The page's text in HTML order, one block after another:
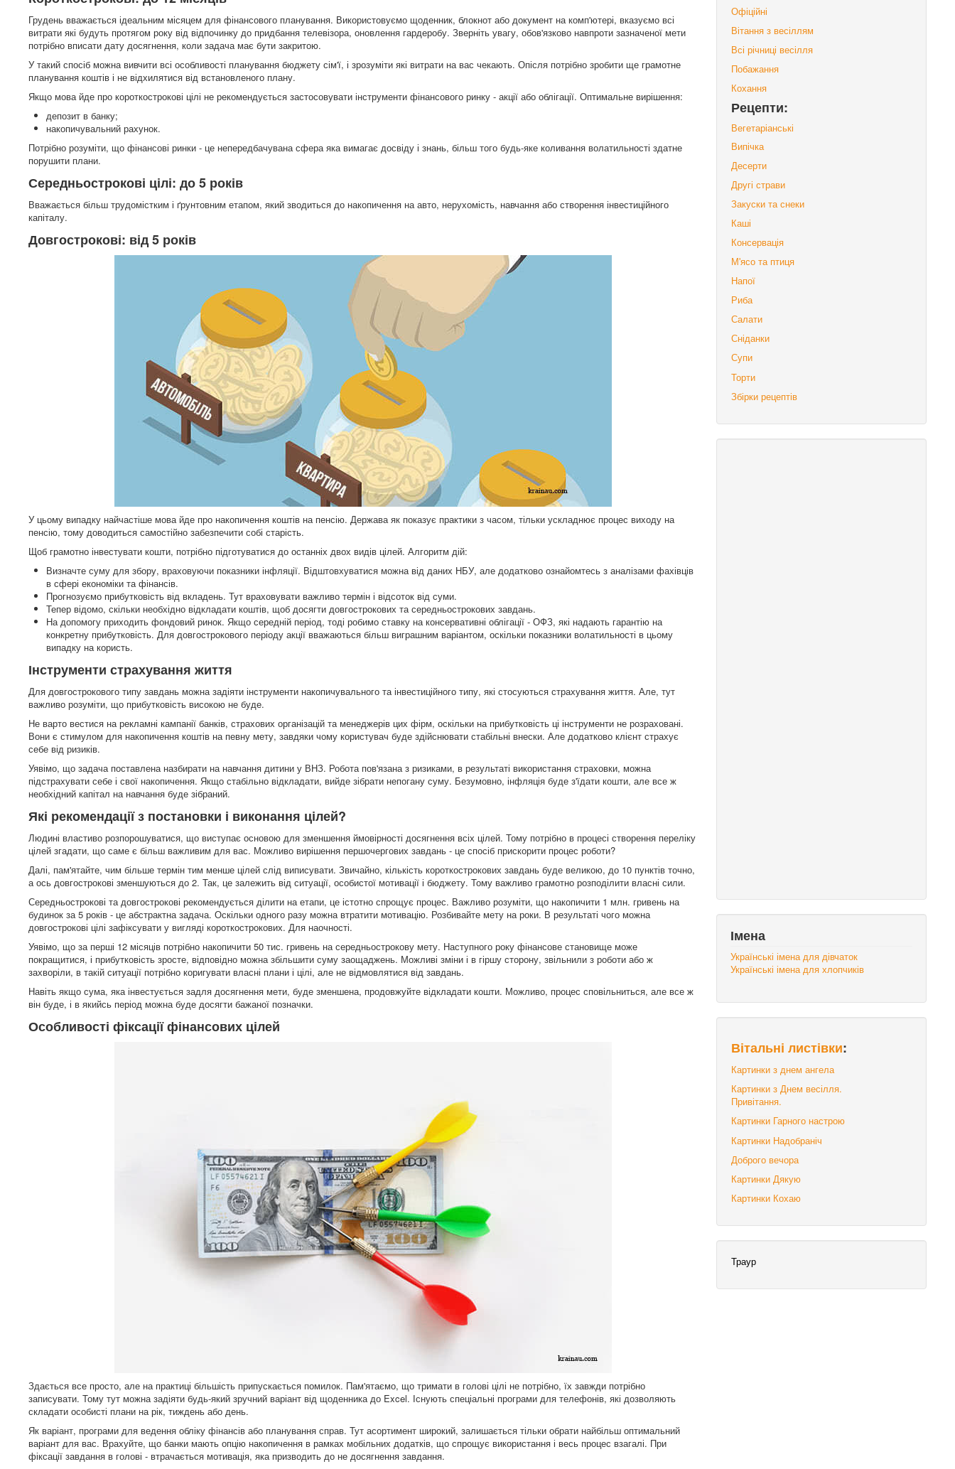
Грудень вважається ідеальним місяцем для фінансового планування. Використовуємо щоденник, блокнот або документ на комп'ютері, вказуємо всі
витрати які будуть протягом року від відпочинку до придбання телевізора, оновлення гардеробу. Зверніть увагу, обов'язково навпроти зазначеної мети
потрібно вписати дату досягнення, коли задача має бути закритою.
У такий спосіб можна вивчити всі особливості планування бюджету сім'ї, і зрозуміти які витрати на вас чекають. Опісля потрібно зробити ще грамотне
планування коштів і не відхилятися від встановленого плану.
Якщо мова йде про короткострокові цілі не рекомендується застосовувати інструменти фінансового ринку - акції або облігації. Оптимальне вирішення:
депозит в банку;
накопичувальний рахунок.
Потрібно розуміти, що фінансові ринки - це непередбачувана сфера яка вимагає досвіду і знань, більш того будь-яке коливання волатильності здатне
порушити плани.
Середньострокові цілі: до 5 років
Вважається більш трудомістким і ґрунтовним етапом, який зводиться до накопичення на авто, нерухомість, навчання або створення інвестиційного
капіталу.
Довгострокові: від 5 років
У цьому випадку найчастіше мова йде про накопичення коштів на пенсію. Держава як показує практики з часом, тільки ускладнює процес виходу на
пенсію, тому доводиться самостійно забезпечити собі старість.
Щоб грамотно інвестувати кошти, потрібно підготуватися до останніх двох видів цілей. Алгоритм дій:
Визначте суму для збору, враховуючи показники інфляції. Відштовхуватися можна від даних НБУ, але додатково ознайомтесь з аналізами фахівців
в сфері економіки та фінансів.
Прогнозуємо прибутковість від вкладень. Тут враховувати важливо термін і відсоток від суми.
Тепер відомо, скільки необхідно відкладати коштів, щоб досягти довгострокових та середньострокових завдань.
На допомогу приходить фондовий ринок. Якщо середній період, тоді робимо ставку на консервативні облігації - ОФЗ, які надають гарантію на
конкретну прибутковість. Для довгострокового періоду акції вважаються більш виграшним варіантом, оскільки показники волатильності в цьому
випадку на користь.
Інструменти страхування життя
Для довгострокового типу завдань можна задіяти інструменти накопичувального та інвестиційного типу, які стосуються страхування життя. Але, тут
важливо розуміти, що прибутковість високою не буде.
Не варто вестися на рекламні кампанії банків, страхових організацій та менеджерів цих фірм, оскільки на прибутковість ці інструменти не розраховані.
Вони є стимулом для накопичення коштів на певну мету, завдяки чому користувач буде здійснювати стабільні внески. Але додатково клієнт страхує
себе від ризиків.
Уявімо, що задача поставлена ​​назбирати на навчання дитини у ВНЗ. Робота пов'язана з ризиками, в результаті використання страховки, можна
підстрахувати себе і свої накопичення. Якщо стабільно відкладати, вийде зібрати непогану суму. Безумовно, інфляція буде з'їдати кошти, але все ж
необхідний капітал на навчання буде зібраний.
Які рекомендації з постановки і виконання цілей?
Людині властиво розпорошуватися, що виступає основою для зменшення ймовірності досягнення всіх цілей. Тому потрібно в процесі створення переліку
цілей згадати, що саме є більш важливим для вас. Можливо вирішення першочергових завдань - це спосіб прискорити процес роботи?
Далі, пам'ятайте, чим більше термін тим менше цілей слід виписувати. Звичайно, кількість короткострокових завдань буде великою, до 10 пунктів точно,
а ось довгострокові зменшуються до 2. Так, це залежить від ситуації, особистої мотивації і бюджету. Тому важливо грамотно розподілити власні сили.
Середньострокові та довгострокові рекомендується ділити на етапи, це істотно спрощує процес. Важливо розуміти, що накопичити 1 млн. гривень на
будинок за 5 років - це абстрактна задача. Оскільки одного разу можна втратити мотивацію. Розбивайте мету на роки. В результаті чого можна
довгострокові цілі зафіксувати у вигляді короткострокових. Для наочності.
Уявімо, що за перші 12 місяців потрібно накопичити 50 тис. гривень на середньострокову мету. Наступного року фінансове становище може
покращитися, і прибутковість зросте, відповідно можна збільшити суму заощаджень. Можливі зміни і в гіршу сторону, звільнили з роботи або ж
захворіли, в такій ситуації потрібно коригувати власні плани і цілі, але не відмовлятися від завдань.
Навіть якщо сума, яка інвестується задля досягнення мети, буде зменшена, продовжуйте відкладати кошти. Можливо, процес сповільниться, але все ж
він буде, і в якийсь період можна буде досягти бажаної позначки.
Особливості фіксації фінансових цілей
Здається все просто, але на практиці більшість припускається помилок. Пам'ятаємо, що тримати в голові цілі не потрібно, їх завжди потрібно
записувати. Тому тут можна задіяти будь-який зручний варіант від щоденника до Excel. Існують спеціальні програми для телефонів, які дозволяють
складати особисті плани на рік, тиждень або день.
Як варіант, програми для ведення обліку фінансів або планування справ. Тут асортимент широкий, залишається тільки обрати найбільш оптимальний
варіант для вас. Врахуйте, що банки мають опцію накопичення в рамках мобільних додатків, що спрощує використання і весь процес взагалі. При
фіксації завдання в голові - втрачається мотивація, яка призводить до не досягнення завдання.
Офіційні
Вітання з весіллям
Всі річниці весілля
Побажання
Кохання
Рецепти:
Вегетаріанські
Випічка
Десерти
Другі страви
Закуски та снеки
Каші
Консервація
М'ясо та птиця
Напої
Риба
Салати
Сніданки
Супи
Торти
Збірки рецептів
Імена
Українські імена для дівчаток
Українські імена для хлопчиків
Вітальні листівки:
Картинки з днем ангела
Картинки з Днем весілля.
Привітання.
Картинки Гарного настрою
Картинки Надобраніч
Доброго вечора
Картинки Дякую
Картинки Кохаю
Траур